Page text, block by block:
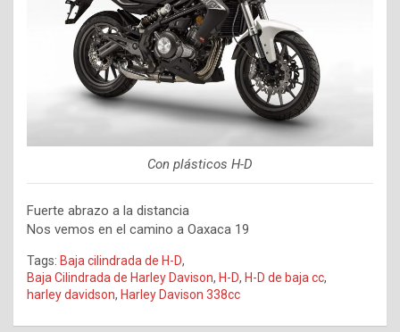
Con plásticos H-D
Fuerte abrazo a la distancia
Nos vemos en el camino a Oaxaca 19
Tags: Baja cilindrada de H-D,
Baja Cilindrada de Harley Davison, H-D, H-D de baja cc,
harley davidson, Harley Davison 338cc